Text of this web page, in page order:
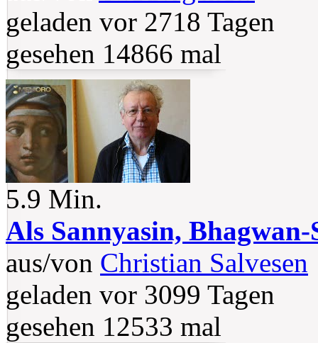
geladen vor 2718 Tagen
gesehen 14866 mal
5.9 Min.
Als Sannyasin,
aus/von Christian Salvesen
geladen vor 3099 Tagen
gesehen 12533 mal